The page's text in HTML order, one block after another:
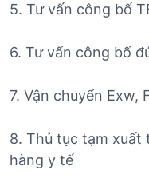
5. Tư vấn công bố
6. Tư vấn công bố
7. Vận chuyển Exw,
8. Thủ tục tạm xuất
hàng y tế